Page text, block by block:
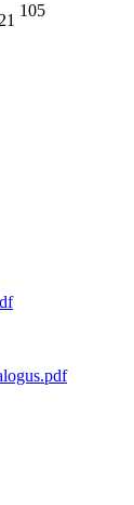
105